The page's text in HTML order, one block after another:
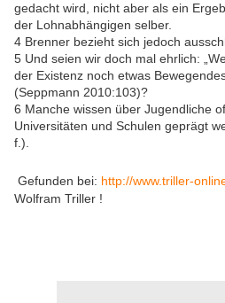
gedacht wird, nicht aber als ein
der Lohnabhängigen selber.
4 Brenner bezieht sich jedoch
5 Und seien wir doch mal ehrlich:
der Existenz noch etwas
(Seppmann 2010:103)?
6 Manche wissen über Jugendliche
Universitäten und Schulen geprägt
f.).
Gefunden bei: http://www.triller-
Wolfram Triller !